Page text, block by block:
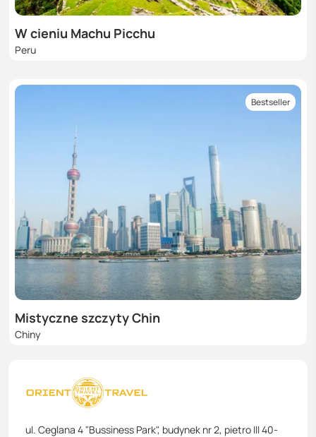
W cieniu Machu Picchu
Peru
Bestseller
Mistyczne szczyty Chin
Chiny
ul. Ceglana 4 "Bussiness Park", budynek nr 2, pietro III 40-